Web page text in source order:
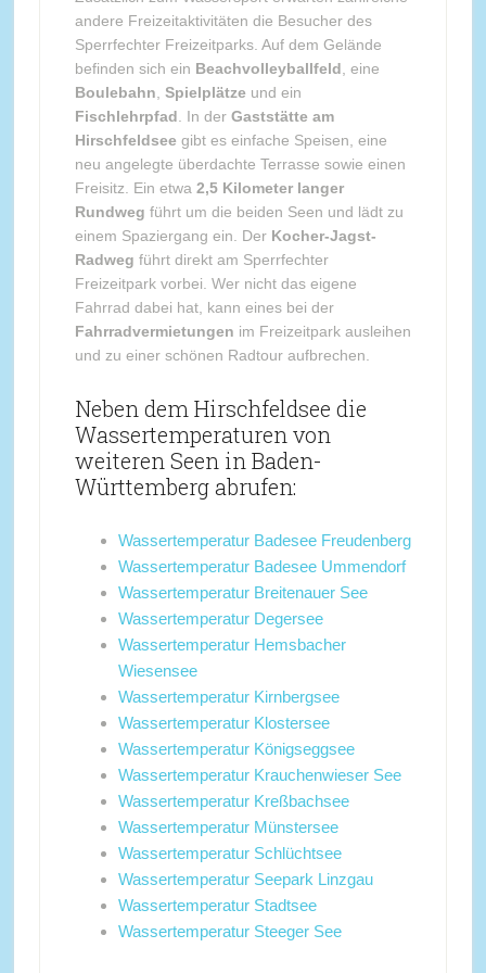
andere Freizeitaktivitäten die Besucher des
Sperrfechter Freizeitparks. Auf dem Gelände
befinden sich ein Beachvolleyballfeld , eine
Boulebahn Spielplätze und ein
Fischlehrpfad . In der Gaststätte am
Hirschfeldsee gibt es einfache Speisen, eine
neu angelegte überdachte Terrasse sowie einen
Freisitz. Ein etwa 2,5 Kilometer langer
Rundweg führt um die beiden Seen und lädt zu
einem Spaziergang ein. Der Kocher-Jagst-
Radweg führt direkt am Sperrfechter
Freizeitpark vorbei. Wer nicht das eigene
Fahrrad dabei hat, kann eines bei der
Fahrradvermietungen im Freizeitpark ausleihen
und zu einer schönen Radtour aufbrechen.
Neben dem Hirschfeldsee die
Wassertemperaturen von
weiteren Seen in Baden-
Württemberg abrufen:
Wassertemperatur Badesee Freudenberg
Wassertemperatur Badesee Ummendorf
Wassertemperatur Breitenauer See
Wassertemperatur Degersee
Wassertemperatur Hemsbacher
Wiesensee
Wassertemperatur Kirnbergsee
Wassertemperatur Klostersee
Wassertemperatur Königseggsee
Wassertemperatur Krauchenwieser See
Wassertemperatur Kreßbachsee
Wassertemperatur Münstersee
Wassertemperatur Schlüchtsee
Wassertemperatur Seepark Linzgau
Wassertemperatur Stadtsee
Wassertemperatur Steeger See